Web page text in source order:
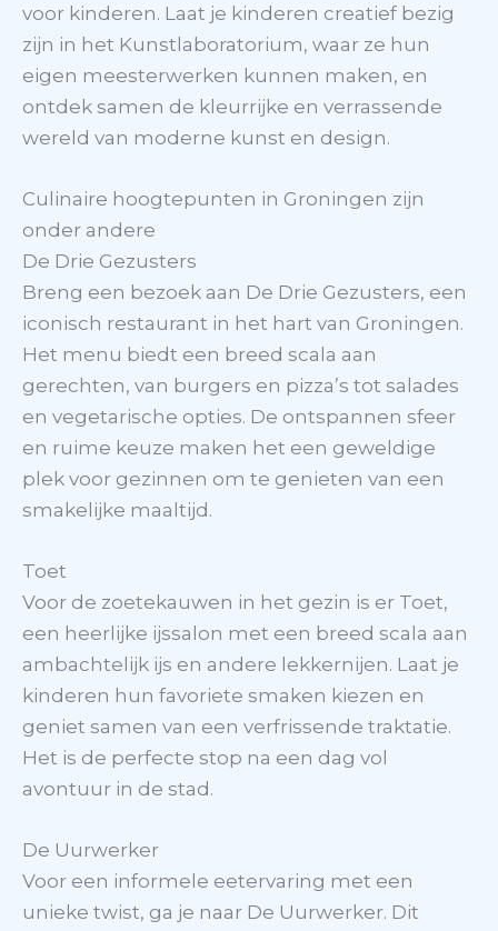
voor kinderen. Laat je kinderen creatief bezig
zijn in het Kunstlaboratorium, waar ze hun
eigen meesterwerken kunnen maken, en
ontdek samen de kleurrijke en verrassende
wereld van moderne kunst en design.
Culinaire hoogtepunten in Groningen zijn
onder andere
De Drie Gezusters
Breng een bezoek aan De Drie Gezusters, een
iconisch restaurant in het hart van Groningen.
Het menu biedt een breed scala aan
gerechten, van burgers en pizza’s tot salades
en vegetarische opties. De ontspannen sfeer
en ruime keuze maken het een geweldige
plek voor gezinnen om te genieten van een
smakelijke maaltijd.
Toet
Voor de zoetekauwen in het gezin is er Toet,
een heerlijke ijssalon met een breed scala aan
ambachtelijk ijs en andere lekkernijen. Laat je
kinderen hun favoriete smaken kiezen en
geniet samen van een verfrissende traktatie.
Het is de perfecte stop na een dag vol
avontuur in de stad.
De Uurwerker
Voor een informele eetervaring met een
unieke twist, ga je naar De Uurwerker. Dit